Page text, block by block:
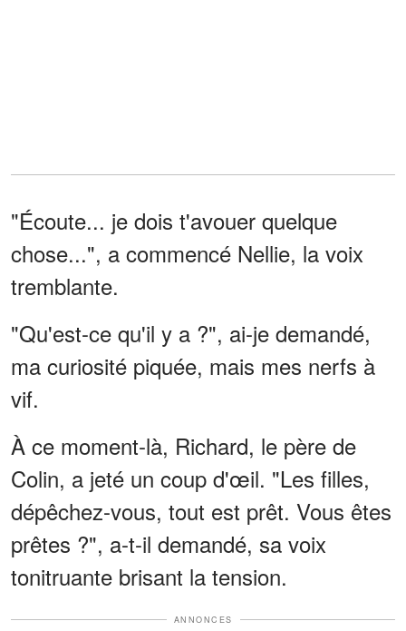
"Écoute... je dois t'avouer quelque
chose...", a commencé Nellie, la voix
tremblante.
"Qu'est-ce qu'il y a ?", ai-je demandé,
ma curiosité piquée, mais mes nerfs à
vif.
À ce moment-là, Richard, le père de
Colin, a jeté un coup d'œil. "Les filles,
dépêchez-vous, tout est prêt. Vous êtes
prêtes ?", a-t-il demandé, sa voix
tonitruante brisant la tension.
ANNONCES